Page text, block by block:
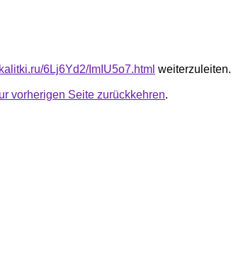
6Lj6Yd2/ImIU5o7.html weiterzuleiten.
vorherigen Seite zurückkehren.